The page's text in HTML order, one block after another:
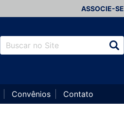
ASSOCIE-SE
Convênios Contato